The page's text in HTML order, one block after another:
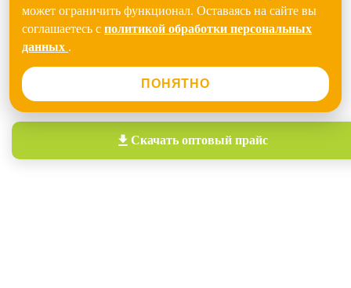
может ограничить функционал. Оставаясь на сайте вы
соглашаетесь с политикой обработки персональных
данных .
ПОНЯТНО
Скачать оптовый прайс